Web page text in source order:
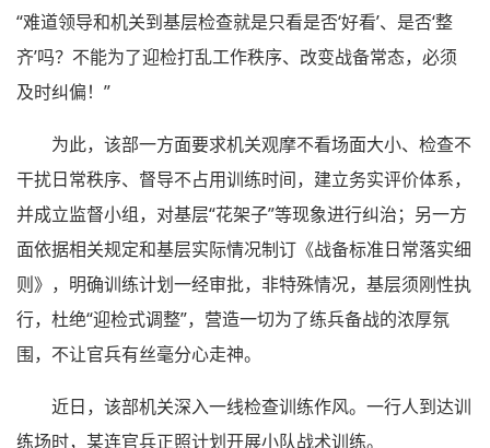
“难道领导和机关到基层检查就是只看是否‘好看’、是否‘整
齐’吗？不能为了迎检打乱工作秩序、改变战备常态，必须
及时纠偏！”
为此，该部一方面要求机关观摩不看场面大小、检查不
干扰日常秩序、督导不占用训练时间，建立务实评价体系，
并成立监督小组，对基层“花架子”等现象进行纠治；另一方
面依据相关规定和基层实际情况制订《战备标准日常落实细
则》，明确训练计划一经审批，非特殊情况，基层须刚性执
行，杜绝“迎检式调整”，营造一切为了练兵备战的浓厚氛
围，不让官兵有丝毫分心走神。
近日，该部机关深入一线检查训练作风。一行人到达训
练场时，某连官兵正照计划开展小队战术训练。